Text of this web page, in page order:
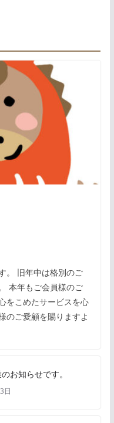
。 旧年中は格別のご
本年もご会員様のご
をこめたサービスを心
のご愛顧を賜りますよ
お知らせです。
日